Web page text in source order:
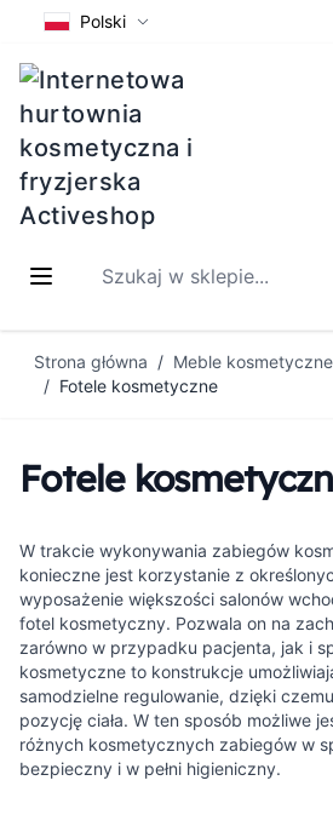
Polski
Szukaj w sklepie...
Strona główna / Meble kosmetyczne
/ Fotele kosmetyczne
Fotele
W trakcie wykonywania zabiegów
konieczne jest korzystanie z
wyposażenie większości salonów
fotel kosmetyczny. Pozwala on na
zarówno w przypadku pacjenta, jak i
kosmetyczne to konstrukcje
samodzielne regulowanie, dzięki
pozycję ciała. W ten sposób możliwe
różnych kosmetycznych zabiegów w
bezpieczny i w pełni higieniczny.